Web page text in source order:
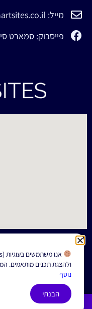
מייל: info@smartsites.co.il
פייסבוק: סמארט
התקשרו עכשיו
ולהצגת תכנים מותאמים.
נוסף
הבנתי